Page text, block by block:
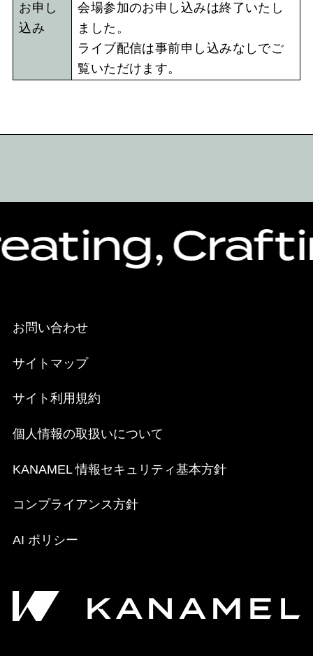
お申し
込み
会場参加のお申し込みは終了いたし
ました。
ライブ配信は事前申し込みなしでご
覧いただけます。
お問い合わせ
サイトマップ
サイト利用規約
個人情報の取扱いについて
KANAMEL 情報セキュリティ基本方針
コンプライアンス方針
AI ポリシー